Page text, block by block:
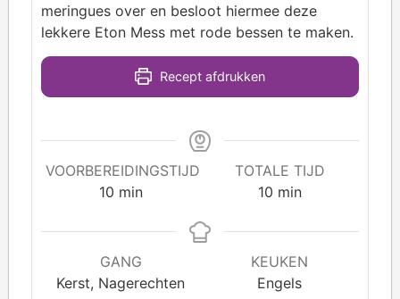
meringues over en besloot hiermee deze
lekkere Eton Mess met rode bessen te maken.
Recept afdrukken
VOORBEREIDINGSTIJD
10 min
TOTALE TIJD
10 min
GANG
Kerst, Nagerechten
KEUKEN
Engels